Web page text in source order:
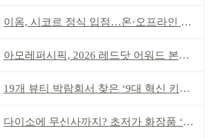
이옴, 시코르 정식 입점…온·오프라인 유통망 확대
아모레퍼시픽, 2026 레드닷 어워드 본상 2개 수상
19개 뷰티 박람회서 찾은 ‘9대 혁신 키워드’
다이소에 무신사까지? 초저가 화장품 ‘전성시대’